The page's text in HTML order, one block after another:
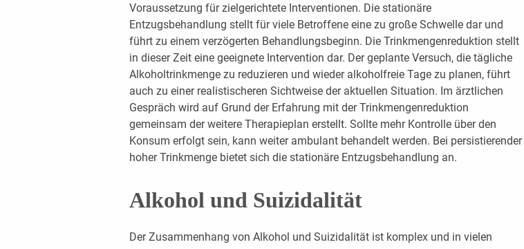
Voraussetzung für zielgerichtete Interventionen. Die stationäre
Entzugsbehandlung stellt für viele Betroffene eine zu große Schwelle dar und
führt zu einem verzögerten Behandlungsbeginn. Die Trinkmengenreduktion stellt
in dieser Zeit eine geeignete Intervention dar. Der geplante Versuch, die tägliche
Alkoholtrinkmenge zu reduzieren und wieder alkoholfreie Tage zu planen, führt
auch zu einer realistischeren Sichtweise der aktuellen Situation. Im ärztlichen
Gespräch wird auf Grund der Erfahrung mit der Trinkmengenreduktion
gemeinsam der weitere Therapieplan erstellt. Sollte mehr Kontrolle über den
Konsum erfolgt sein, kann weiter ambulant behandelt werden. Bei persistierender
hoher Trinkmenge bietet sich die stationäre Entzugsbehandlung an.
Alkohol und Suizidalität
Der Zusammenhang von Alkohol und Suizidalität ist komplex und in vielen